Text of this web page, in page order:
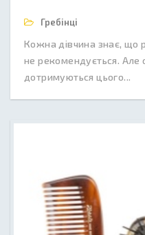
Гребінці
Кожна дівчина знає, що
не рекомендується. Але
дотримуються цього...